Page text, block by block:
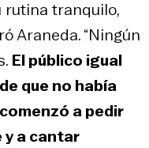
rutina tranquilo,
Araneda. “Ningún
El público igual
que no había
a pedir
a cantar